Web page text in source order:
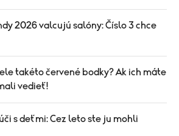
2026 valcujú salóny: Číslo 3 chce
takéto červené bodky? Ak ich máte
vedieť!
s deťmi: Cez leto ste ju mohli